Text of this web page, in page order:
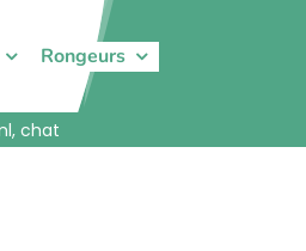
Rongeurs
chat